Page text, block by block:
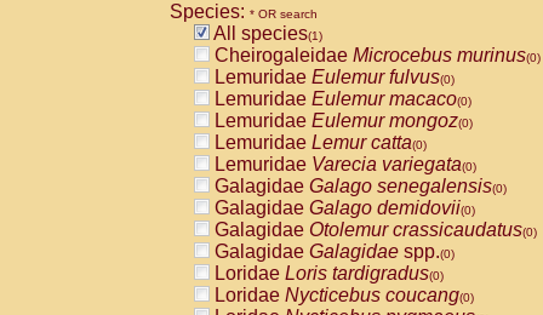
Species: * OR search
All species(1)
Cheirogaleidae Microcebus murinus(0)
Lemuridae Eulemur fulvus(0)
Lemuridae Eulemur macaco(0)
Lemuridae Eulemur mongoz(0)
Lemuridae Lemur catta(0)
Lemuridae Varecia variegata(0)
Galagidae Galago senegalensis(0)
Galagidae Galago demidovii(0)
Galagidae Otolemur crassicaudatus(0)
Galagidae Galagidae spp.(0)
Loridae Loris tardigradus(0)
Loridae Nycticebus coucang(0)